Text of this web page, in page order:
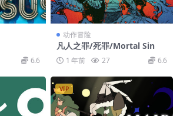
6.6
动作冒险
凡人之罪/死罪/Mortal Sin
1 年前 27 6.6
VIP